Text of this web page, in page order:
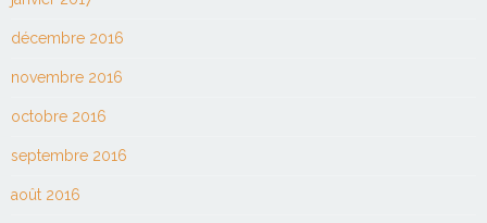
décembre 2016
novembre 2016
octobre 2016
septembre 2016
août 2016